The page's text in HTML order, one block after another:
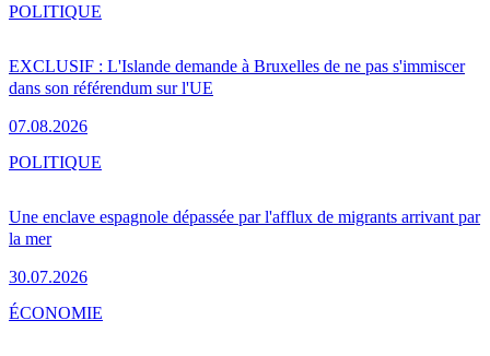
EXCLUSIF : L'Islande demande à Bruxelles de ne pas s'immiscer
dans son référendum sur l'UE
07.08.2026
POLITIQUE
Une enclave espagnole dépassée par l'afflux de migrants arrivant par
la mer
30.07.2026
POLITIQUE
ÉCONOMIE